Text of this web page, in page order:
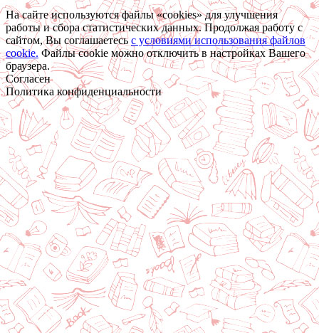
На сайте используются файлы «cookies» для улучшения
работы и сбора статистических данных. Продолжая работу с
сайтом, Вы соглашаетесьc условиями использования файлов
cookie. Файлы cookie можно отключить в настройках Вашего
браузера.
Согласен
Политика конфиденциальности